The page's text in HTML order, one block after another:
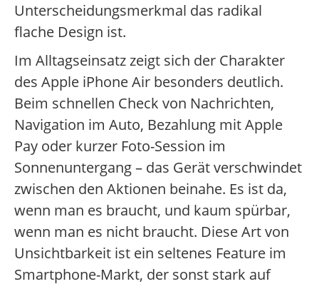
Unterscheidungsmerkmal das radikal
flache Design ist.
Im Alltagseinsatz zeigt sich der Charakter
des Apple iPhone Air besonders deutlich.
Beim schnellen Check von Nachrichten,
Navigation im Auto, Bezahlung mit Apple
Pay oder kurzer Foto-Session im
Sonnenuntergang – das Gerät verschwindet
zwischen den Aktionen beinahe. Es ist da,
wenn man es braucht, und kaum spürbar,
wenn man es nicht braucht. Diese Art von
Unsichtbarkeit ist ein seltenes Feature im
Smartphone-Markt, der sonst stark auf